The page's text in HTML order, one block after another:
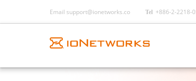
+886-2-2218-
Email support@ionetworks.co